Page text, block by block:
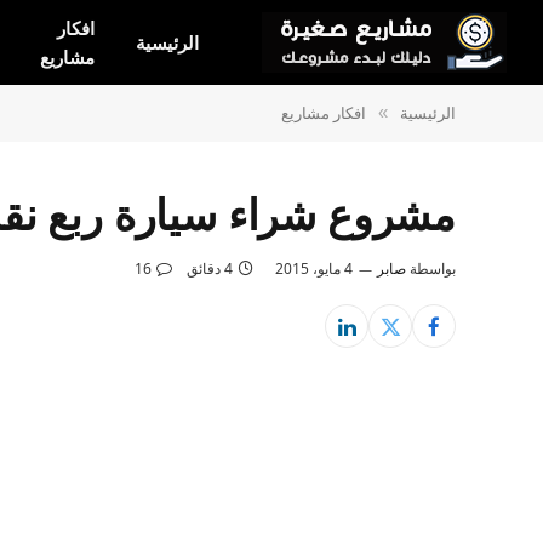
الرئيسية
افكار
مشاريع
الرئيسية » افكار مشاريع
مشروع شراء سيارة ربع
بواسطة صابر 4 مايو، 2015 4 دقائق 16